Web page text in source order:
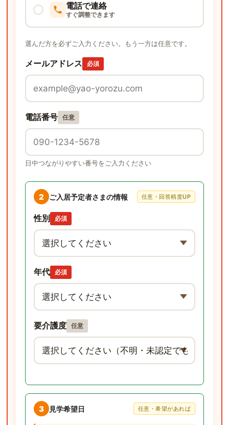
電話で連絡
すぐ調整できます
選んだ方を必ずご入力ください。もう一方は任意です。
メールアドレス 必須
電話番号 任意
日中つながりやすい番号をご入力ください
2 ご入居予定者さまの情報 任意・回答精度UP
性別 必須
年代 必須
要介護度 任意
3 見学希望日 任意・希望があれば